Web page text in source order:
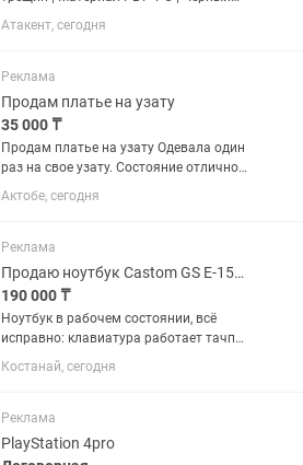
профиль | Прочные легенды с боковой
печатью | Совместим | Подходит для
61/64/68/75/84/87/98/104/108 клавиш
|...
Атакент, сегодня
Реклама
Продам платье на узату
35 000 ₸
Продам платье на узату Одевала один
раз на свое узату. Состояние отличное.
Размер 44-46. Сшито на заказ,
эксклюзивный комплект. В комплект
•белое платье (сзади на...
Актобе, сегодня
Реклама
Продаю ноутбук Castom GS E-157D
190 000 ₸
Ноутбук в рабочем состоянии, всё
исправно: клавиатура работает тачпад
работает экран без повреждений есть
подсветка клавиатуры есть сканер
зарядном кабеле немного...
Костанай, сегодня
Реклама
PlayStation 4pro